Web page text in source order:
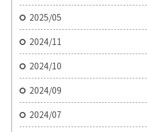
2025/05
2024/11
2024/10
2024/09
2024/07